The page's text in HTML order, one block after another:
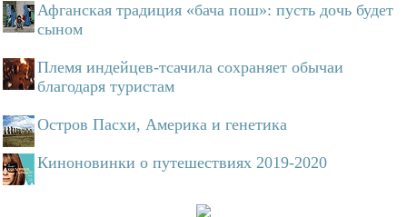
Афганская традиция «бача пош»: пусть дочь будет
сыном
Племя индейцев-тсачила сохраняет обычаи
благодаря туристам
Остров Пасхи, Америка и генетика
Киноновинки о путешествиях 2019-2020